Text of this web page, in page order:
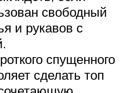
свободный
и рукавов с
спущенного
сделать топ